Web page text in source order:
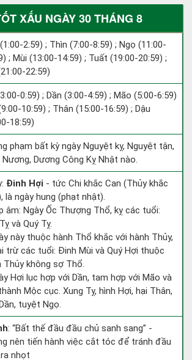
XẤU NGÀY 30 THÁNG 8
2:59) ; Thìn (7:00-8:59) ; Ngọ (11:00-
; Mùi (13:00-14:59) ; Tuất (19:00-20:59) ;
22:59)
0:59) ; Dần (3:00-4:59) ; Mão (5:00-6:59)
10:59) ; Thân (15:00-16:59) ; Dậu
18:59)
phạm bất kỳ ngày Nguyệt kỵ, Nguyệt tận,
Nương, Dương Công Kỵ Nhật nào.
Đinh Hợi - tức Chi khắc Can (Thủy khắc
là ngày hung (phạt nhật).
âm: Ngày Ốc Thượng Thổ, kỵ các tuổi:
và Quý Tỵ.
này thuộc hành Thổ khắc với hành Thủy,
trừ các tuổi: Đinh Mùi và Quý Hợi thuộc
Thủy không sợ Thổ.
Hợi lục hợp với Dần, tam hợp với Mão và
Mộc cục. Xung Tỵ, hình Hợi, hại Thân,
tuyệt Ngọ.
: “Bất thế đầu đầu chủ sanh sang” -
nên tiến hành việc cắt tóc để tránh đầu
nhọt